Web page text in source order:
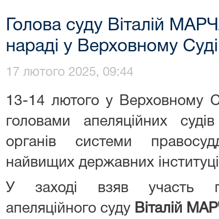
Голова суду Віталій
нараді у Верховному Суді
17 лютого 2025, 09:44
13-14 лютого у Верховному
головами апеляційних
органів системи
найвищих державних
У заході взяв участь
апеляційного суду Віталій